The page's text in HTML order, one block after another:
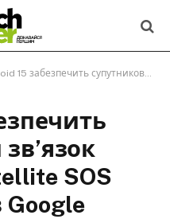
супутниковий зв’язок через Pixel Satellite SOS для телефонів Google
SOS